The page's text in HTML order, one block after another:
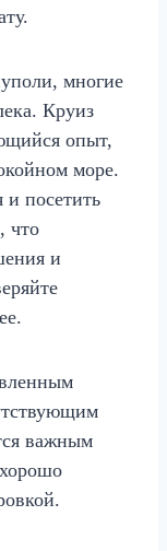
многие
Круиз
опыт,
море.
и посетить
что
и
важным